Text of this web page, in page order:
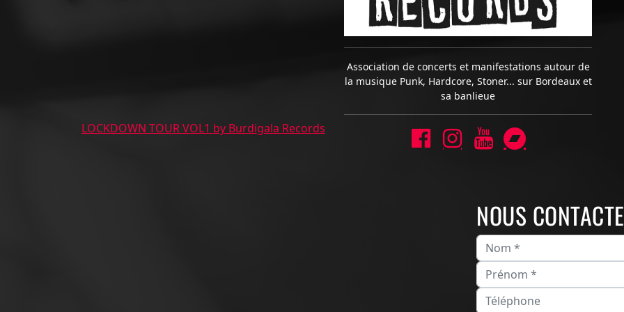
LOCKDOWN TOUR VOL1 by Burdigala Records
Association de concerts et manifestations autour de
la musique Punk, Hardcore, Stoner... sur Bordeaux et
sa banlieue
NOUS